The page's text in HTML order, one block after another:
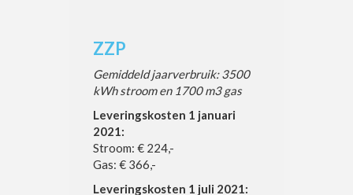
ZZP
Gemiddeld jaarverbruik: 3500
kWh stroom en 1700 m3 gas
Leveringskosten 1 januari
2021:
Stroom: € 224,-
Gas: € 366,-
Leveringskosten 1 juli 2021: